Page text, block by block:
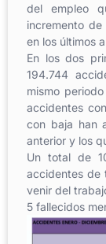
del empleo
incremento
en los últimos
En los dos
194.744
mismo
accidentes
con baja han
anterior y los
Un total de
accidentes de
venir del
5 fallecidos